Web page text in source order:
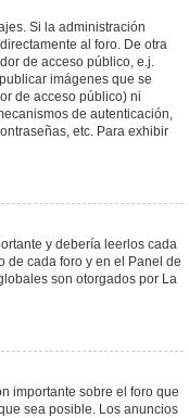
Si la administración
al foro. De otra
de acceso público, e.j.
imágenes que se
de acceso público) ni
de autenticación,
etc. Para exhibir
y debería leerlos cada
de cada foro y en el Panel de
son otorgados por La
importante sobre el foro que
sea posible. Los anuncios